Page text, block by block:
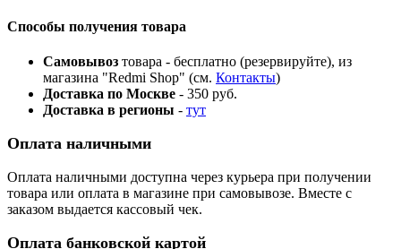
Способы получения товара
Самовывоз товара - бесплатно (резервируйте), из
магазина "Redmi Shop" (см. Контакты)
Доставка по Москве - 350 руб.
Доставка в регионы - тут
Оплата наличными
Оплата наличными доступна через курьера при получении
товара или оплата в магазине при самовывозе. Вместе с
заказом выдается кассовый чек.
Оплата банковской картой